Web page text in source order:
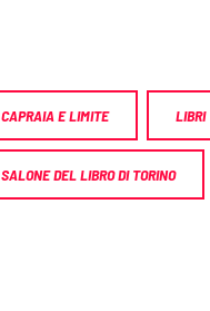
CAPRAIA E LIMITE LIBRI
SALONE DEL LIBRO DI TORINO